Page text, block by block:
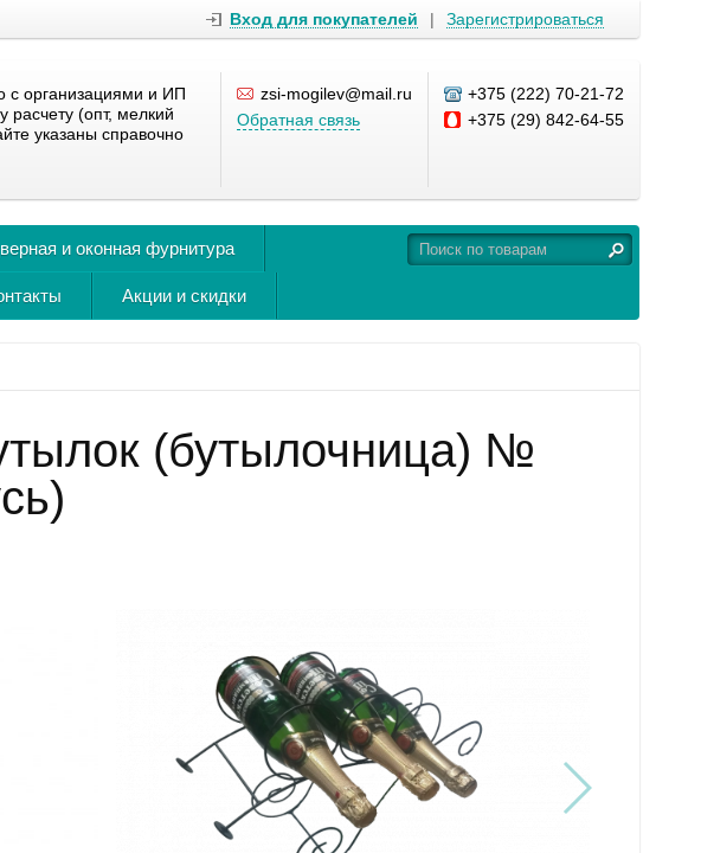
Вход для покупателей | Зарегистрироваться
с организациями и ИП
расчету (опт, мелкий
указаны справочно
zsi-mogilev@mail.ru
Обратная связь
+375 (222) 70-21-72
+375 (29) 842-64-55
и оконная фурнитура
Акции и скидки
(бутылочница) №